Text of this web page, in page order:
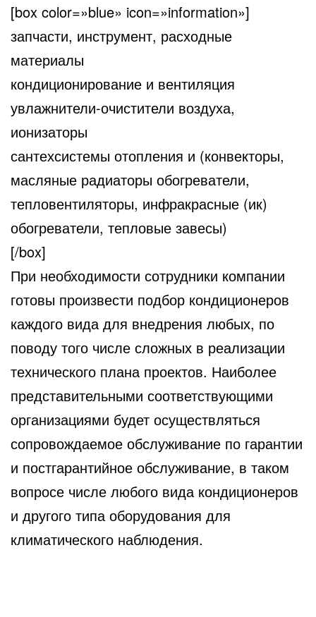
[box color=»blue» icon=»information»]
запчасти, инструмент, расходные
материалы
кондиционирование и вентиляция
увлажнители-очистители воздуха,
ионизаторы
сантехсистемы отопления и (конвекторы,
масляные радиаторы обогреватели,
тепловентиляторы, инфракрасные (ик)
обогреватели, тепловые завесы)
[/box]
При необходимости сотрудники компании
готовы произвести подбор кондиционеров
каждого вида для внедрения любых, по
поводу того числе сложных в реализации
технического плана проектов. Наиболее
представительными соответствующими
организациями будет осуществляться
сопровождаемое обслуживание по гарантии
и постгарантийное обслуживание, в таком
вопросе числе любого вида кондиционеров
и другого типа оборудования для
климатического наблюдения.